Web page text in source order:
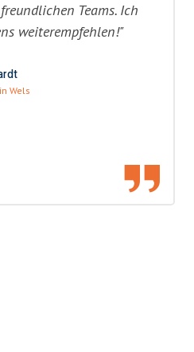
Teams. Ich
weiterempfehlen!"
Wels